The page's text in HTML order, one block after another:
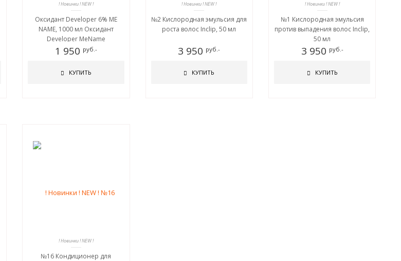
! Новинки ! NEW !
Оксидант Developer 6% ME
NAME, 1000 мл Оксидант
Developer MeName
MeMademoiselle 38801755
1 950 руб.-
КУПИТЬ
! Новинки ! NEW !
№2 Кислородная эмульсия для
роста волос Inclip, 50 мл
3 950 руб.-
КУПИТЬ
! Новинки ! NEW !
№1 Кислородная эмульсия
против выпадения волос Inclip,
50 мл
3 950 руб.-
КУПИТЬ
! Новинки ! NEW !
№16 Кондиционер для